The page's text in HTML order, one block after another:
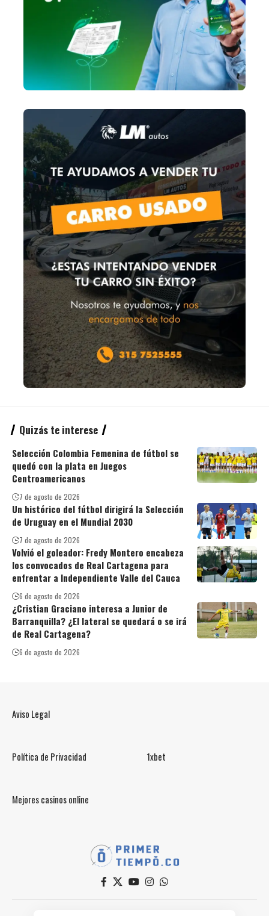
Quizás te interese
Selección Colombia Femenina de fútbol se
quedó con la plata en Juegos
Centroamericanos
7 de agosto de 2026
Un histórico del fútbol dirigirá la Selección
de Uruguay en el Mundial 2030
7 de agosto de 2026
Volvió el goleador: Fredy Montero encabeza
los convocados de Real Cartagena para
enfrentar a Independiente Valle del Cauca
6 de agosto de 2026
¿Cristian Graciano interesa a Junior de
Barranquilla? ¿El lateral se quedará o se irá
de Real Cartagena?
6 de agosto de 2026
Aviso Legal
Política de Privacidad 1xbet
Mejores casinos online